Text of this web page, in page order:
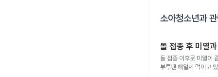
소아청소년과관
돌 접종 후 미열
돌 접종 이후로 미열이
부루펜 해열제 먹이고